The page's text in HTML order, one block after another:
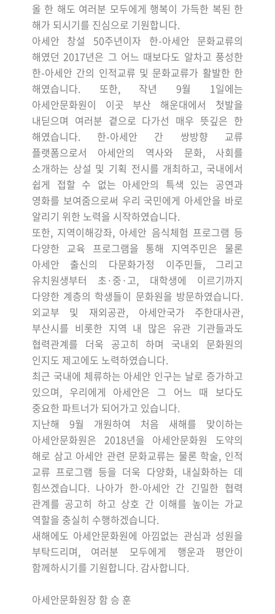
올 한 해도 여러분 모두에게 행복이 가득한 복된 한
해가 되시기를 진심으로 기원합니다.
아세안 창설 50주년이자 한-아세안 문화교류의
해였던 2017년은 그 어느 때보다도 알차고 풍성한
한-아세안 간의 인적교류 및 문화교류가 활발한 한
해였습니다. 또한, 작년9월 1일에는
아세안문화원이 이곳 부산 해운대에서 첫발을
내딛으며 여러분 곁으로 다가선 매우 뜻깊은 한
해였습니다. 한-아세안 간 쌍방향 교류
플랫폼으로서 아세안의 역사와 문화, 사회를
소개하는 상설 및 기획 전시를 개최하고, 국내에서
쉽게 접할 수 없는 아세안의 특색 있는 공연과
영화를 보여줌으로써 우리 국민에게 아세안을 바로
알리기 위한 노력을 시작하였습니다.
또한, 지역이해강좌, 아세안 음식체험 프로그램 등
다양한 교육 프로그램을 통해 지역주민은 물론
아세안 출신의 다문화가정 이주민들, 그리고
유치원생부터 초·중·고, 대학생에 이르기까지
다양한 계층의 학생들이 문화원을 방문하였습니다.
외교부 및 재외공관, 아세안국가 주한대사관,
부산시를 비롯한 지역 내 많은 유관 기관들과도
협력관계를 더욱 공고히 하며 국내외 문화원의
인지도 제고에도 노력하였습니다.
최근 국내에 체류하는 아세안 인구는 날로 증가하고
있으며, 우리에게 아세안은 그 어느 때 보다도
중요한 파트너가 되어가고 있습니다.
지난해 9월 개원하여 처음 새해를 맞이하는
아세안문화원은 2018년을 아세안문화원 도약의
해로 삼고 아세안 관련 문화교류는 물론 학술, 인적
교류 프로그램 등을 더욱 다양화, 내실화하는 데
힘쓰겠습니다. 나아가 한-아세안 간 긴밀한 협력
관계를 공고히 하고 상호 간 이해를 높이는 가교
역할을 충실히 수행하겠습니다.
새해에도 아세안문화원에 아낌없는 관심과 성원을
부탁드리며, 여러분 모두에게 행운과 평안이
함께하시기를 기원합니다. 감사합니다.
아세안문화원장 함 승 훈